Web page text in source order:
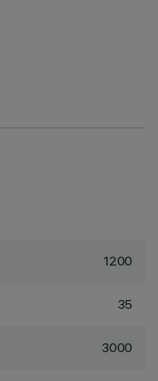
1200
35
3000